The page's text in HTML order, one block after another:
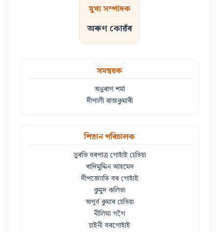
মুখ্য সম্পাদক
অৰুণ কোৱঁৰ
সমন্বয়ক
অনুৰাগ শৰ্মা
দীপালী ৰাজকুমাৰী
শিতান পৰিচালক
সুৰভি বৰপাত্ৰ গোহাঁই চেতিয়া
খাদিমুদ্দিন আহমেদ
দীপজ্যোতি বৰ গোহাঁই
কুমুদ কলিতা
অপূৰ্ব কুমাৰ চেতিয়া
নীলিমা গগৈ
চাইনী বৰগোহাঁই